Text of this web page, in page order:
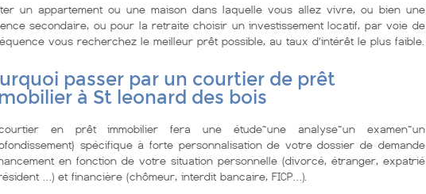
un appartement ou une maison dans laquelle vous allez vivre, ou bien une
secondaire, ou pour la retraite choisir un investissement locatif, par voie de
vous recherchez le meilleur prêt possible, au taux d’intérêt le plus faible.
passer par un courtier de prêt
à St leonard des bois
en prêt immobilier fera une étude~une analyse~un examen~un
spécifique à forte personnalisation de votre dossier de demande
en fonction de votre situation personnelle (divorcé, étranger, expatrié
…) et financière (chômeur, interdit bancaire, FICP…).